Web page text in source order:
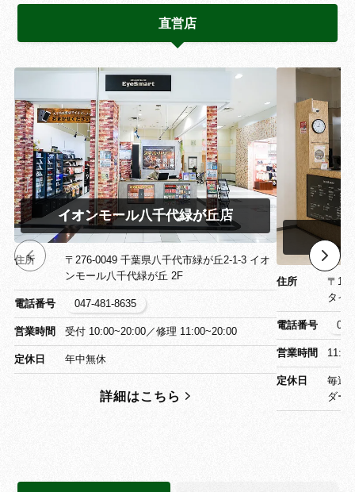
直営店
イオンモール八千代緑が丘店
住所
〒276-0049 千葉県八千代市緑が丘2-1-3 イオ
ンモール八千代緑が丘 2F
電話番号 047-481-8635
営業時間 受付 10:00~20:00／修理 11:00~20:00
定休日 年中無休
詳細はこちら
住所
〒
タイ
電話番号 03-
営業時間
定休日
毎週
ダー